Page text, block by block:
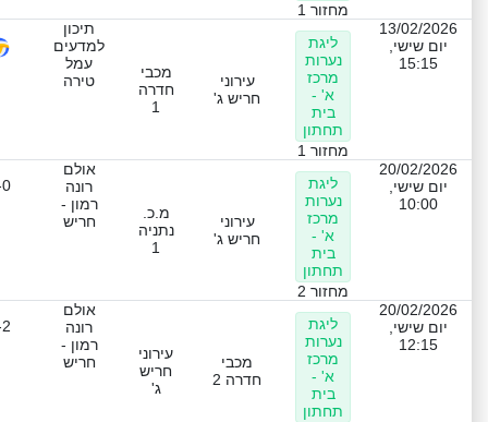
מחזור 1
13/02/2026
יום שישי,
15:15
ליגת
נערות
מרכז
א' -
בית
תחתון
מחזור 1
עירוני
חריש ג'
מכבי
חדרה
1
תיכון
למדעים
עמל
טירה
20/02/2026
יום שישי,
10:00
ליגת
נערות
מרכז
א' -
בית
תחתון
מחזור 2
עירוני
חריש ג'
מ.כ.
נתניה
1
אולם
רונה
רמון -
חריש
20/02/2026
יום שישי,
12:15
ליגת
נערות
מרכז
א' -
בית
תחתון
מכבי
חדרה 2
עירוני
חריש
ג'
אולם
רונה
רמון -
חריש